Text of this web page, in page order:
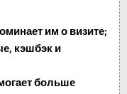
им о визите;
кэшбэк и
больше